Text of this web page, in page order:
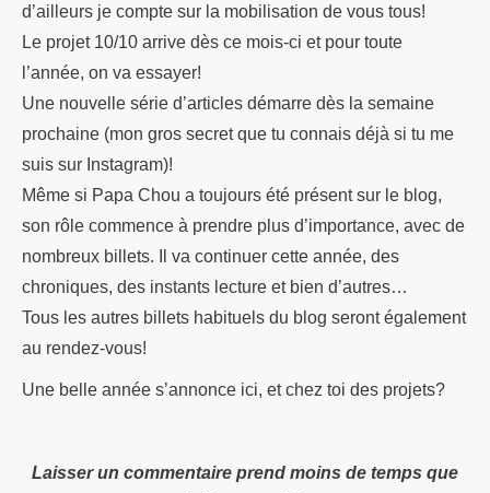
d’ailleurs je compte sur la mobilisation de vous tous!
Le projet 10/10 arrive dès ce mois-ci et pour toute
l’année, on va essayer!
Une nouvelle série d’articles démarre dès la semaine
prochaine (mon gros secret que tu connais déjà si tu me
suis sur Instagram)!
Même si Papa Chou a toujours été présent sur le blog,
son rôle commence à prendre plus d’importance, avec de
nombreux billets. Il va continuer cette année, des
chroniques, des instants lecture et bien d’autres…
Tous les autres billets habituels du blog seront également
au rendez-vous!
Une belle année s’annonce ici, et chez toi des projets?
Laisser un commentaire prend moins de temps que